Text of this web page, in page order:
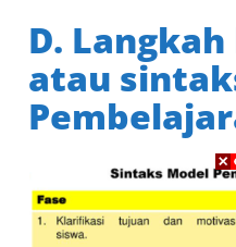
D.
atau